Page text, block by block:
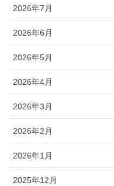
2026年7月
2026年6月
2026年5月
2026年4月
2026年3月
2026年2月
2026年1月
2025年12月